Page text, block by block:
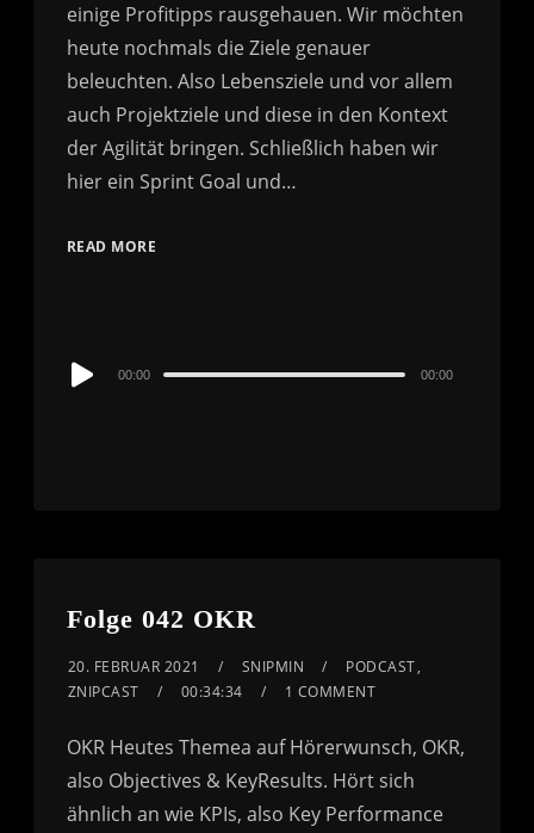
einige Profitipps rausgehauen. Wir möchten
heute nochmals die Ziele genauer
beleuchten. Also Lebensziele und vor allem
auch Projektziele und diese in den Kontext
der Agilität bringen. Schließlich haben wir
hier ein Sprint Goal und…
READ MORE
Audio
00:00 00:00
Folge 042 OKR
20. FEBRUAR 2021 SNIPMIN PODCAST,
ZNIPCAST
00:34:34 1 COMMENT
OKR Heutes Themea auf Hörerwunsch, OKR,
also Objectives & KeyResults. Hört sich
ähnlich an wie KPIs, also Key Performance